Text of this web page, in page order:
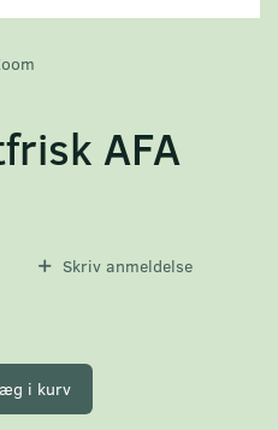
AFA
Skriv anmeldelse
i kurv